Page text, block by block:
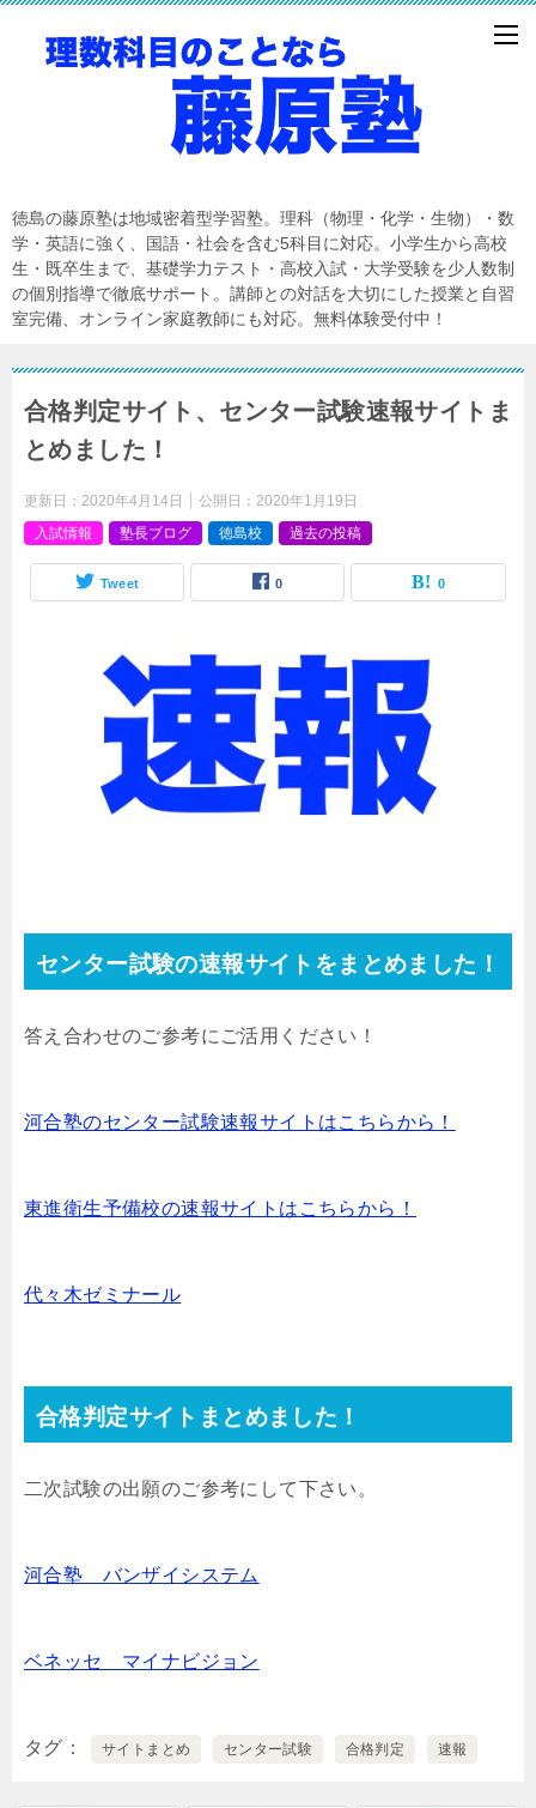
徳島の藤原塾は地域密着型学習塾。理科（物理・化学・生物）・数
学・英語に強く、国語・社会を含む5科目に対応。小学生から高校
生・既卒生まで、基礎学力テスト・高校入試・大学受験を少人数制
の個別指導で徹底サポート。講師との対話を大切にした授業と自習
室完備、オンライン家庭教師にも対応。無料体験受付中！
合格判定サイト、センター試験速報サイトま
とめました！
更新日： 2020年4月14日 公開日： 2020年1月19日
入試情報
塾長ブログ 徳島校 過去の投稿
Tweet 0 0
センター試験の速報サイトをまとめました！
答え合わせのご参考にご活用ください！
河合塾のセンター試験速報サイトはこちらから！
東進衛生予備校の速報サイトはこちらから！
代々木ゼミナール
合格判定サイトまとめました！
二次試験の出願のご参考にして下さい。
河合塾 バンザイシステム
ベネッセ マイナビジョン
タグ サイトまとめ センター試験 合格判定 速報